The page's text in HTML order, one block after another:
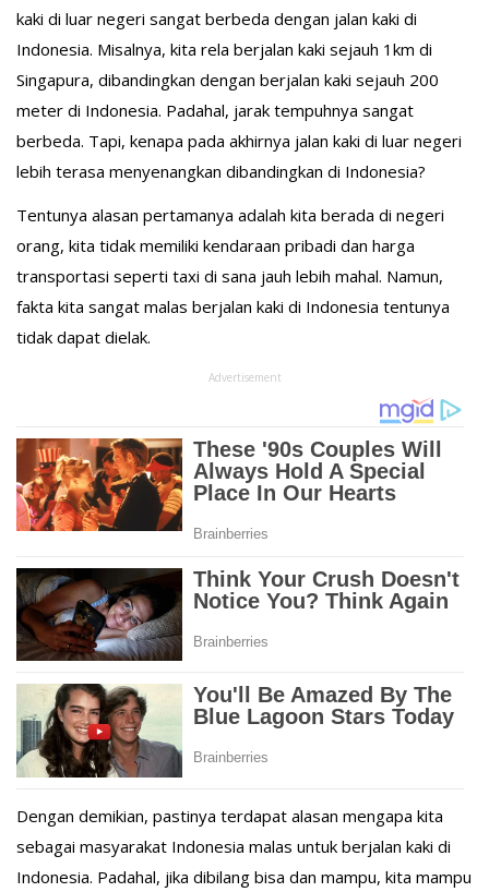
kaki di luar negeri sangat berbeda dengan jalan kaki di
Indonesia. Misalnya, kita rela berjalan kaki sejauh 1km di
Singapura, dibandingkan dengan berjalan kaki sejauh 200
meter di Indonesia. Padahal, jarak tempuhnya sangat
berbeda. Tapi, kenapa pada akhirnya jalan kaki di luar negeri
lebih terasa menyenangkan dibandingkan di Indonesia?
Tentunya alasan pertamanya adalah kita berada di negeri
orang, kita tidak memiliki kendaraan pribadi dan harga
transportasi seperti taxi di sana jauh lebih mahal. Namun,
fakta kita sangat malas berjalan kaki di Indonesia tentunya
tidak dapat dielak.
Advertisement
Dengan demikian, pastinya terdapat alasan mengapa kita
sebagai masyarakat Indonesia malas untuk berjalan kaki di
Indonesia. Padahal, jika dibilang bisa dan mampu, kita mampu